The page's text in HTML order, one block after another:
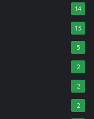
14
13
5
2
2
2